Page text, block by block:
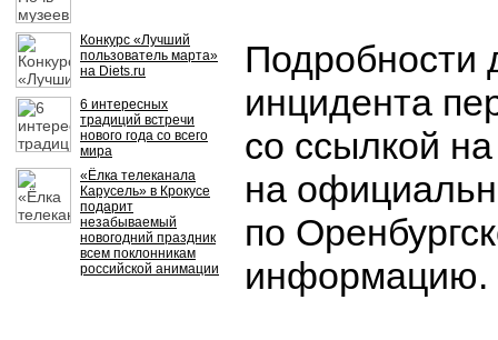
Конкурс «Лучший
пользователь марта»
на Diets.ru
6 интересных
традиций встречи
нового года со всего
мира
«Ёлка телеканала
Карусель» в Крокусе
подарит
незабываемый
новогодний праздник
всем поклонникам
российской анимации
Подробности
инцидента
со ссылкой
на
по
информацию.